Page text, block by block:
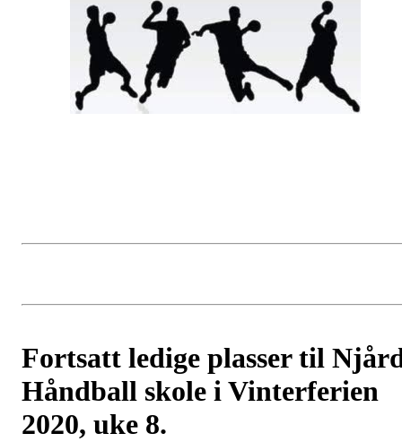
Fortsatt ledige plasser til
Håndball skole i Vinterferien
2020, uke 8.